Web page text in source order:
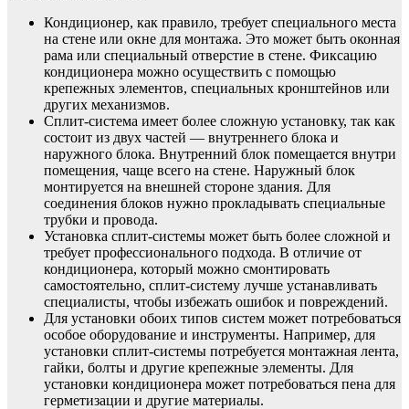
Кондиционер, как правило, требует специального места
на стене или окне для монтажа. Это может быть оконная
рама или специальный отверстие в стене. Фиксацию
кондиционера можно осуществить с помощью
крепежных элементов, специальных кронштейнов или
других механизмов.
Сплит-система имеет более сложную установку, так как
состоит из двух частей — внутреннего блока и
наружного блока. Внутренний блок помещается внутри
помещения, чаще всего на стене. Наружный блок
монтируется на внешней стороне здания. Для
соединения блоков нужно прокладывать специальные
трубки и провода.
Установка сплит-системы может быть более сложной и
требует профессионального подхода. В отличие от
кондиционера, который можно смонтировать
самостоятельно, сплит-систему лучше устанавливать
специалисты, чтобы избежать ошибок и повреждений.
Для установки обоих типов систем может потребоваться
особое оборудование и инструменты. Например, для
установки сплит-системы потребуется монтажная лента,
гайки, болты и другие крепежные элементы. Для
установки кондиционера может потребоваться пена для
герметизации и другие материалы.